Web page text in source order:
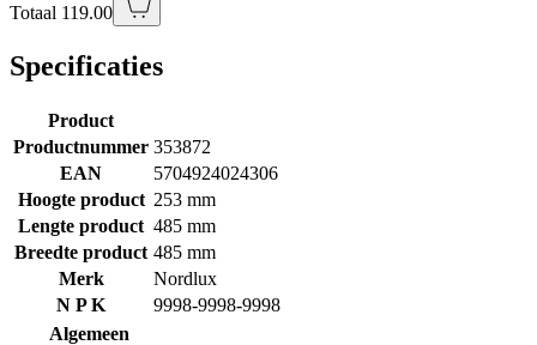
Totaal 119.00
Specificaties
Product
Productnummer 353872
EAN
5704924024306
Hoogte product 253 mm
Lengte product 485 mm
Breedte product 485 mm
Merk
Nordlux
N P K
9998-9998-9998
Algemeen